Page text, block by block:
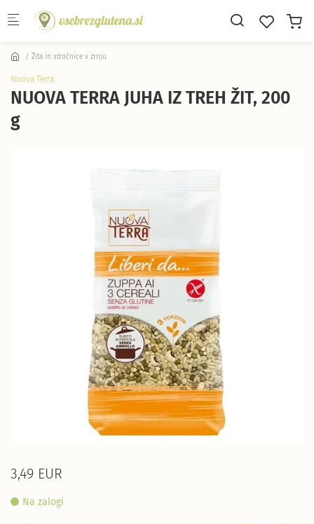
Skip to main content
Žita in stročnice v zrnju
Nuova Terra
NUOVA TERRA JUHA IZ TREH ŽIT, 200
g
3,49 EUR
Na zalogi